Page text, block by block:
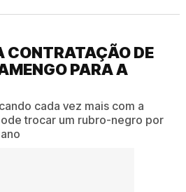
CONTRATAÇÃO DE
PARA A
cada vez mais com a
trocar um rubro-negro por